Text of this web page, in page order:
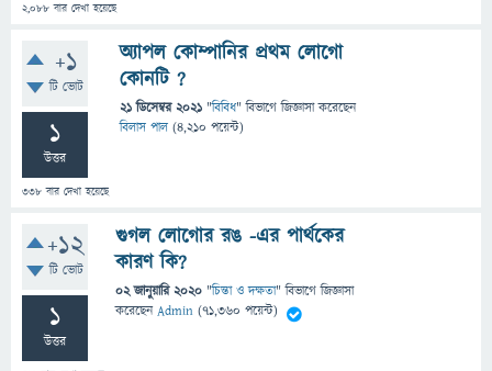
2,088 বার দেখা হয়েছে
+1
টি ভোট
1
উত্তর
338 বার দেখা হয়েছে
অ্যাপল কোম্পানির প্রথম লোগো
কোনটি ?
21 ডিসেম্বর 2021 "বিবিধ" বিভাগে জিজ্ঞাসাকরেছেন
বিলাস পাল (4,210 পয়েন্ট)
+12
টি ভোট
1
উত্তর
গুগল লোগোর রঙ -এর পার্থকের
কারণ কি?
02 জানুয়ারি 2020 "চিন্তা ও দক্ষতা" বিভাগে জিজ্ঞাসা
করেছেনAdmin (71,360 পয়েন্ট)